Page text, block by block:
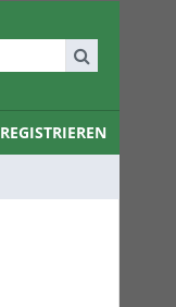
REGISTRIEREN